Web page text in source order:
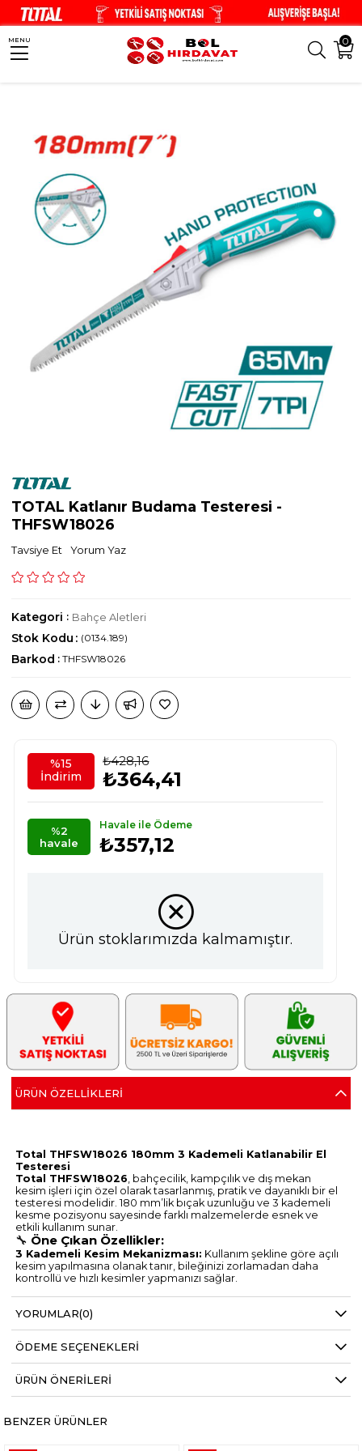
0
MENU
TOTAL Katlanır Budama Testeresi -
THFSW18026
Tavsiye Et Yorum Yaz
Kategori : Bahçe Aletleri
(0134.189)
Stok Kodu
Barkod : THFSW18026
%15
İndirim
₺428,16
₺364,41
Havale ile Ödeme
₺357,12
%2
havale
Ürün stoklarımızda kalmamıştır.
ÜRÜN ÖZELLIKLERI
Total THFSW18026 180mm 3 Kademeli Katlanabilir El
Testeresi
Total THFSW18026, bahçecilik, kampçılık ve dış mekan
kesim işleri için özel olarak tasarlanmış, pratik ve dayanıklı bir el
testeresi modelidir. 180 mm’lik bıçak uzunluğu ve 3 kademeli
kesme pozisyonu sayesinde farklı malzemelerde esnek ve
etkili kullanım sunar.
🔧 Öne Çıkan Özellikler:
3 Kademeli Kesim Mekanizması: Kullanım şekline göre açılı
kesim yapılmasına olanak tanır, bileğinizi zorlamadan daha
kontrollü ve hızlı kesimler yapmanızı sağlar.
Katlanabilir Tasarım:
cepte, çantada veya alet çantasında güvenle taşınabilir.
Taşınabilirlik:
Kamp, seyahat veya bahçe işleri gibi mobil
kullanım alanları için ideal.
Dayanıklılık:Sağlam malzeme yapısı ile uzun ömürlü kullanım
sunar.
📏Teknik Özellikler:
Kesim Kademesi:
Kullanım Alanları:
YORUMLAR(0)
ÖDEME SEÇENEKLERI
ÜRÜN ÖNERILERI
BENZER ÜRÜNLER